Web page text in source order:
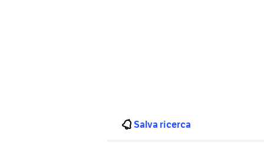
Salva ricerca